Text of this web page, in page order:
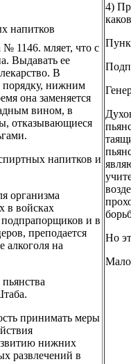
напитков
1146. мляет, что с
Выдавать ее
В
порядку, нижним
она заменяется
вином, в
отказывающиеся
напитков и
организма
в войсках
и в
преподается
алкоголя на
принимать меры
нижних
развлечений в
4)
Но